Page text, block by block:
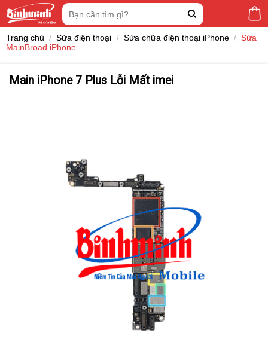
Tìm
kiếm:
Trang chủ / Sửa điện thoại / Sửa chữa điện thoại iPhone / Sửa
MainBroad iPhone
Main iPhone 7 Plus Lỗi Mất imei